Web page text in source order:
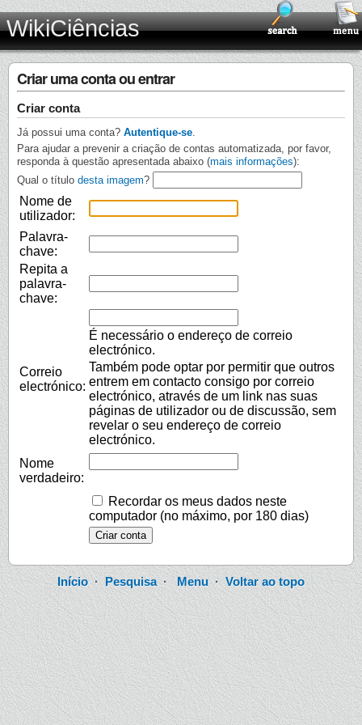
WikiCiências
Criar uma conta ou entrar
Criar conta
Já possui uma conta? Autentique-se
Para ajudar a prevenir a criação de contas automatizada, por favor,
responda à questão apresentada abaixo (mais informações):
Qual o título desta imagem?
Nome de
utilizador:
Palavra-
chave:
Repita a
palavra-
chave:
Correio
electrónico:
É necessário o endereço de correio
electrónico.
Também pode optar por permitir que outros
entrem em contacto consigo por correio
electrónico, através de um link nas suas
páginas de utilizador ou de discussão, sem
revelar o seu endereço de correio
electrónico.
Nome
verdadeiro:
Recordar os meus dados neste
computador (no máximo, por 180 dias)
Início·Pesquisa· Menu· Voltar ao topo